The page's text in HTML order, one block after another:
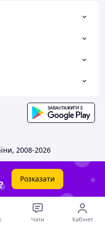
2008-2026
Розказати
Чати Кабінет